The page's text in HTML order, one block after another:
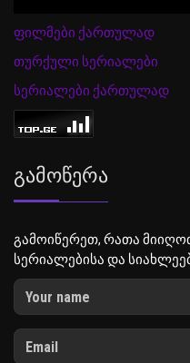
ფილმები ქართულად
თურქული სერიალები
სერიალები ქართულად
Გამოწერა
გამოიწერეთ, რათა
სერიალებისა და